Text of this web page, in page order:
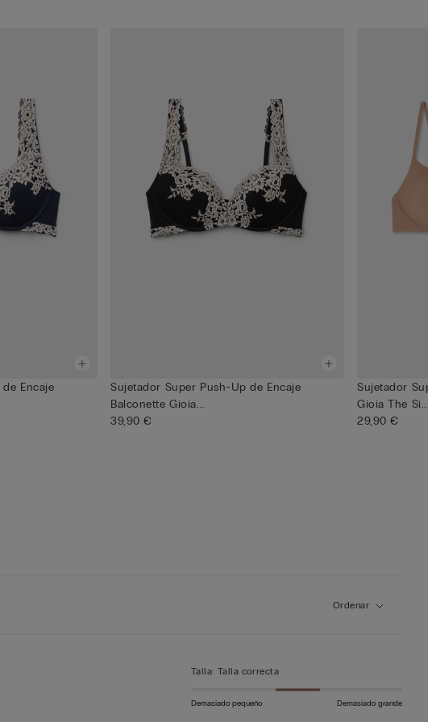
Encaje
Sujetador Super Push-Up de Encaje
Balconette Gioia...
39,90 €
Sujetador
Gioia The
29,90 €
Ordenar
Talla: Talla correcta
Demasiado pequeño Demasiado grande